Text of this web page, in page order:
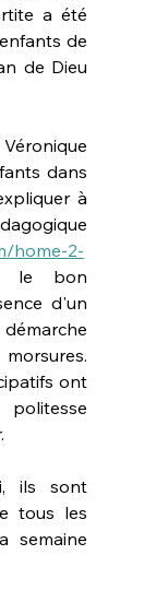
a été
de
de Dieu
dans
à
home-2-
le bon
d'un
ont
ils sont
tous les
semaine